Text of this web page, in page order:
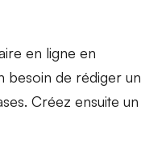
en ligne en
besoin de rédiger un
Créez ensuite un